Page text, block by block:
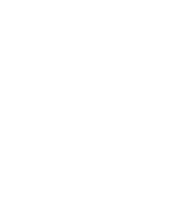
mit bedste for at give
af Blue Water